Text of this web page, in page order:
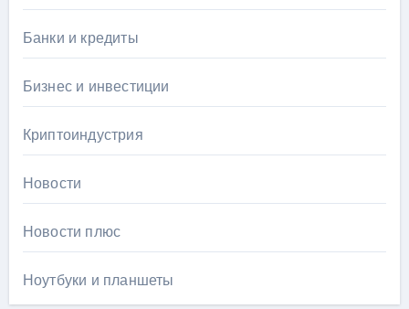
Банки и кредиты
Бизнес и инвестиции
Криптоиндустрия
Новости
Новости плюс
Ноутбуки и планшеты